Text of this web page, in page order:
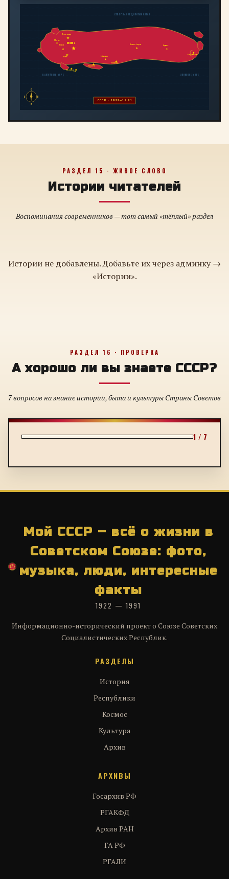
МОСКВА
Ленинград
Киев
Минск
Ташкент
Алма-Ата
Байконур
Новосибирск Иркутск
Владивосток
ТбилисиБаку
Рига
С
Ю
З
В
СССР · 1922—1991
БАЛТИЙСКОЕ МОРЕ
СЕВЕРНЫЙ ЛЕДОВИТЫЙ ОКЕАН
ЯПОНСКОЕ МОРЕ
РАЗДЕЛ 15 · ЖИВОЕ СЛОВО
Истории читателей
Воспоминания современников — тот самый «тёплый» раздел
Истории не добавлены. Добавьте их через админку →
«Истории».
РАЗДЕЛ 16 · ПРОВЕРКА
А хорошо ли вы знаете СССР?
7 вопросов на знание истории, быта и культуры Страны Советов
1 / 7
Мой СССР – всё о жизни в
Советском Союзе: фото,
музыка, люди, интересные
факты
1922 — 1991
Информационно-исторический проект о Союзе Советских
Социалистических Республик.
РАЗДЕЛЫ
История
Республики
Космос
Культура
Архив
АРХИВЫ
Госархив РФ
РГАКФД
Архив РАН
ГА РФ
РГАЛИ